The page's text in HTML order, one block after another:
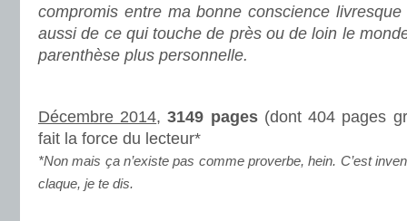
compromis entre ma bonne conscience
aussi de ce qui touche de près ou de loin le
parenthèse plus personnelle.
Décembre 2014,3149 pages(dont 404 pages
fait la force du lecteur*
*Non mais ça n’existe pas comme proverbe, hein. C’est
claque, je te dis.